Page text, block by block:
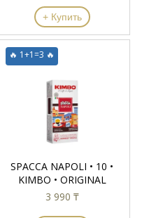
+ Купить
🔥 1+1=3 🔥
SPACCA NAPOLI • 10 •
KIMBO • ORIGINAL
3 990 ₸